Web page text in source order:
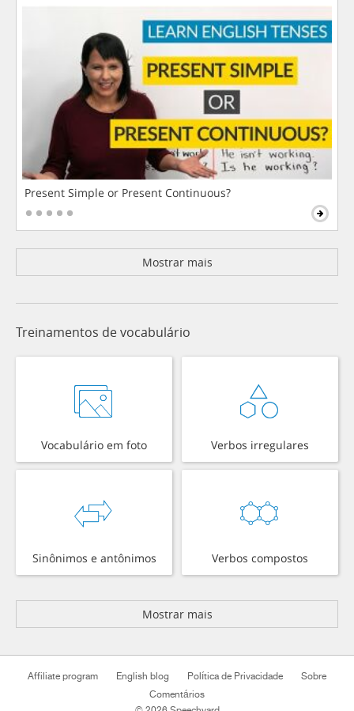
Present Simple or Present Continuous?
Mostrar mais
Treinamentos de vocabulário
Vocabulário em foto Verbos irregulares
Sinônimos e antônimos Verbos compostos
Mostrar mais
Affiliate program English blog Política de Privacidade
Sobre
Comentários